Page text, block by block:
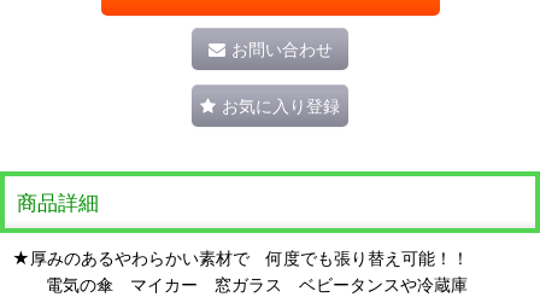
お問い合わせ
お気に入り登録
商品詳細
★厚みのあるやわらかい素材で 何度でも張り替え可能！！
電気の傘 マイカー 窓ガラス ベビータンスや冷蔵庫